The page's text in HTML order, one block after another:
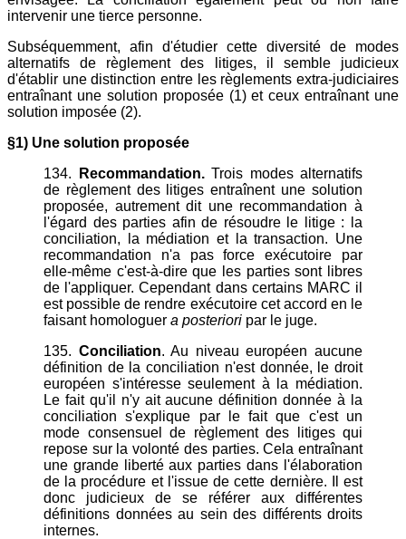
intervenir une tierce personne.
Subséquemment, afin d'étudier cette diversité de modes
alternatifs de règlement des litiges, il semble judicieux
d'établir une distinction entre les règlements extra-judiciaires
entraînant une solution proposée (1) et ceux entraînant une
solution imposée (2).
§1) Une solution proposée
134.
Recommandation. Trois modes alternatifs
de règlement des litiges entraînent une solution
proposée, autrement dit une recommandation à
l'égard des parties afin de résoudre le litige : la
conciliation, la médiation et la transaction. Une
recommandation n'a pas force exécutoire par
elle-même c'est-à-dire que les parties sont libres
de l'appliquer. Cependant dans certains MARC il
est possible de rendre exécutoire cet accord en le
faisant homologuer a posteriori par le juge.
135. Conciliation. Au niveau européen aucune
définition de la conciliation n'est donnée, le droit
européen s'intéresse seulement à la médiation.
Le fait qu'il n'y ait aucune définition donnée à la
conciliation s'explique par le fait que c'est un
mode consensuel de règlement des litiges qui
repose sur la volonté des parties. Cela entraînant
une grande liberté aux parties dans l'élaboration
de la procédure et l'issue de cette dernière. Il est
donc judicieux de se référer aux différentes
définitions données au sein des différents droits
internes.